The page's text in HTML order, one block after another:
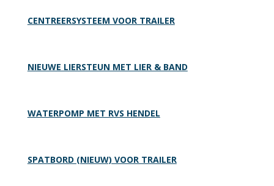
CENTREERSYSTEEM VOOR TRAILER
NIEUWE LIERSTEUN MET LIER & BAND
WATERPOMP MET RVS HENDEL
SPATBORD (NIEUW) VOOR TRAILER